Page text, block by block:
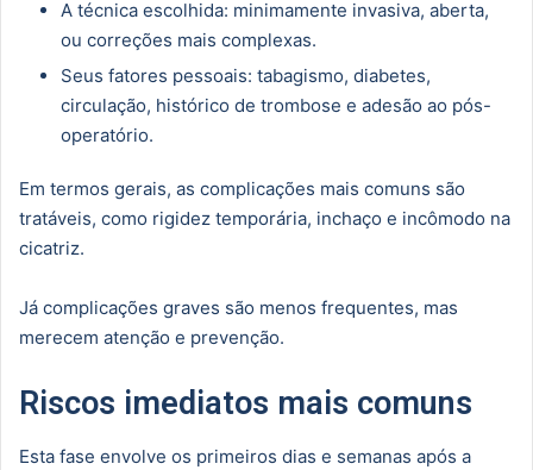
A técnica escolhida: minimamente invasiva, aberta,
ou correções mais complexas.
Seus fatores pessoais: tabagismo, diabetes,
circulação, histórico de trombose e adesão ao pós-
operatório.
Em termos gerais, as complicações mais comuns são
tratáveis, como rigidez temporária, inchaço e incômodo na
cicatriz.
Já complicações graves são menos frequentes, mas
merecem atenção e prevenção.
Riscos imediatos mais comuns
Esta fase envolve os primeiros dias e semanas após a